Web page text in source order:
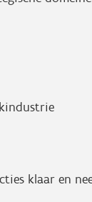
klaar en